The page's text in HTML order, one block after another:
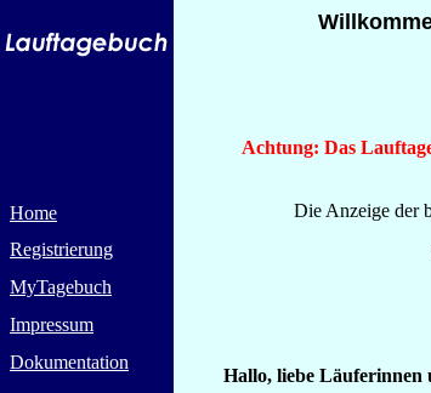
Home
Registrierung
MyTagebuch
Impressum
Dokumentation
Achtung: Das
Die Anzeige der
Hallo, liebe Läuferinnen